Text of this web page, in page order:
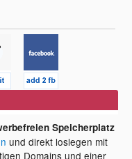
Speicherplatz
und direkt loslegen mit
Domains und einer